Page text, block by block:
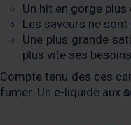
Un hit en gorge
Les saveurs ne
Une plus grande
plus vite ses besoins.
Compte tenu des ces
fumer. Un e-liquide aux